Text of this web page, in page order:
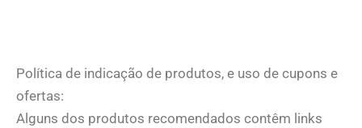
Política de indicação de produtos, e uso de cupons e
ofertas:
Alguns dos produtos recomendados contêm links